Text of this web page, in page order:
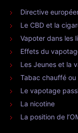
Directive
Le CBD et la
Vapoter dans les
Effets du
Les Jeunes et la
Tabac chauffé
Le vapotage
La nicotine
La position de